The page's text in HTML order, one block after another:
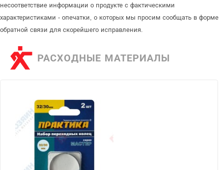
несоответствие информации о продукте с фактическими
характеристиками - опечатки, о которых мы просим сообщать в форме
обратной связи для скорейшего исправления.
РАСХОДНЫЕ МАТЕРИАЛЫ